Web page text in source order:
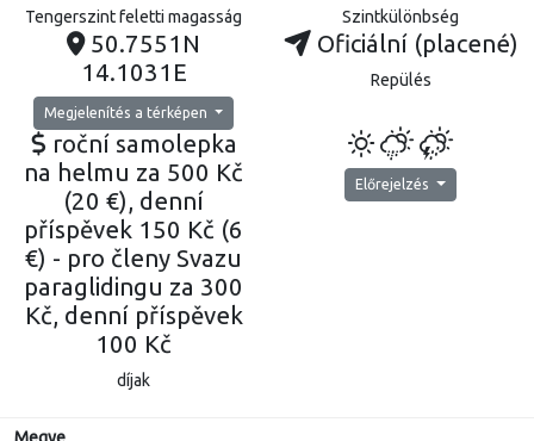
Tengerszint feletti magasság Szintkülönbség
50.7551N
14.1031E
Megjelenítés a térképen
Oficiální (placené)
Repülés
roční samolepka
na helmu za 500 Kč
(20 €), denní
příspěvek 150 Kč (6
€) - pro členy Svazu
paraglidingu za 300
Kč, denní příspěvek
100 Kč
díjak
Előrejelzés